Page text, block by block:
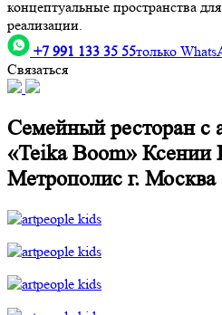
концептуальные пространства
реализации.
+7 991 133 35 55только
Связаться
Семейный ресторан с
«Teika Boom»
Метрополис г. Москва